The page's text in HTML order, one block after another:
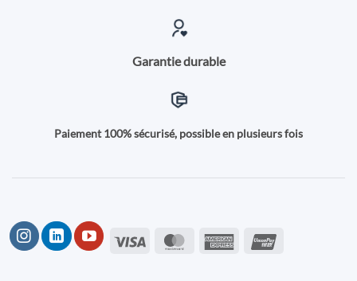
Garantie durable
Paiement 100% sécurisé, possible en plusieurs fois
Visa MasterCardAmerican